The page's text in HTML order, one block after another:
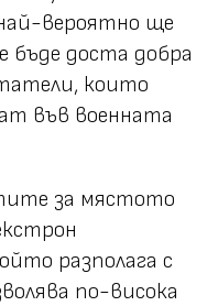
вероятно ще
бъде доста добра
които
във военната
за мястото
разполага с
по-висока